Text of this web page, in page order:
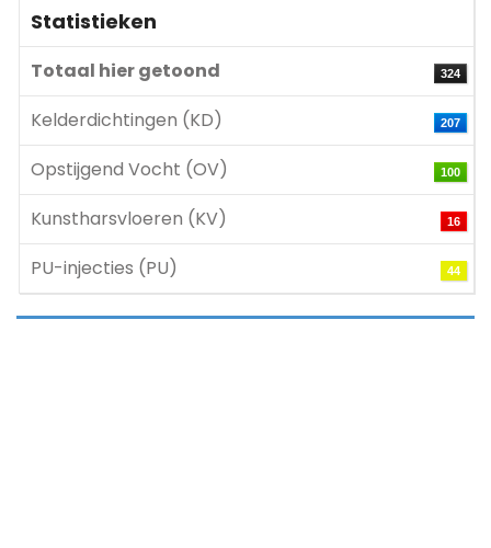
Statistieken
Totaal hier getoond 324
Kelderdichtingen (KD) 207
Opstijgend Vocht (OV) 100
Kunstharsvloeren (KV) 16
PU-injecties (PU) 44